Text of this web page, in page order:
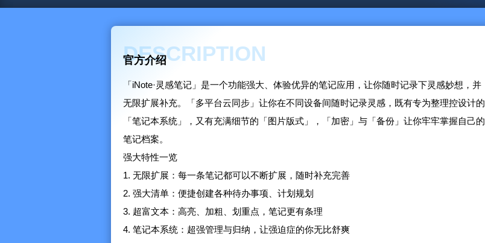
DESCRIPTION
官方介绍
「iNote·灵感笔记」是一个功能强大、体验优异的笔记应用，让你随时记录下灵感妙想，并
无限扩展补充。「多平台云同步」让你在不同设备间随时记录灵感，既有专为整理控设计的
「笔记本系统」，又有充满细节的「图片版式」，「加密」与「备份」让你牢牢掌握自己的
笔记档案。
强大特性一览
1. 无限扩展：每一条笔记都可以不断扩展，随时补充完善
2. 强大清单：便捷创建各种待办事项、计划规划
3. 超富文本：高亮、加粗、划重点，笔记更有条理
4. 笔记本系统：超强管理与归纳，让强迫症的你无比舒爽